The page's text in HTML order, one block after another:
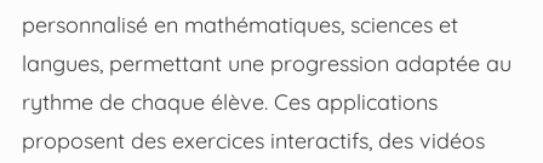
personnalisé en mathématiques, sciences et
langues, permettant une progression adaptée au
rythme de chaque élève. Ces applications
proposent des exercices interactifs, des vidéos